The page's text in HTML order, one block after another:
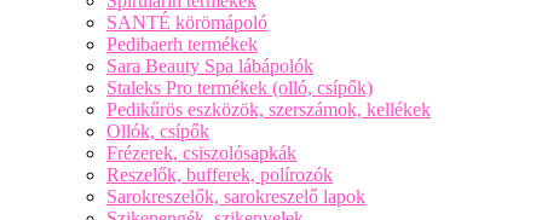
SANTÉ körömápoló
Pedibaerh termékek
Sara Beauty Spa lábápolók
Staleks Pro termékek (olló, csípők)
Pedikűrös eszközök, szerszámok, kellékek
Ollók, csípők
Frézerek, csiszolósapkák
Reszelők, bufferek, polírozók
Sarokreszelők, sarokreszelő lapok